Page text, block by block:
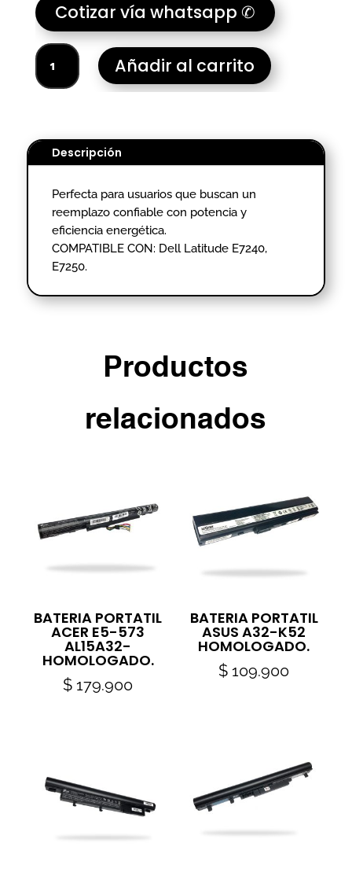
Cotizar vía whatsapp ✆
BATERIA
PORTATIL
DELL
HOMOLOGADO.
cantidad
Añadir al carrito
Descripción
Perfecta para usuarios que buscan un
reemplazo confiable con potencia y
eficiencia energética.
COMPATIBLE CON: Dell Latitude E7240,
E7250.
Productos
relacionados
BATERIA PORTATIL
ACER E5-573
AL15A32-
HOMOLOGADO.
$ 179.900
BATERIA PORTATIL
ASUS A32-K52
HOMOLOGADO.
$ 109.900